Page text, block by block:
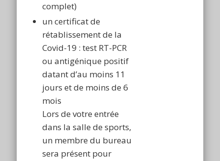
complet)
un certificat de
rétablissement de la
Covid-19 : test RT-PCR
ou antigénique positif
datant d’au moins 11
jours et de moins de 6
mois
Lors de votre entrée
dans la salle de sports,
un membre du bureau
sera présent pour